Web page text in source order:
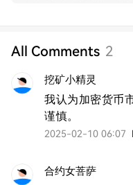
All Comments 2
挖矿小精灵
我认为加密货币
谨慎。
2025-02-10 06:07
合约女菩萨